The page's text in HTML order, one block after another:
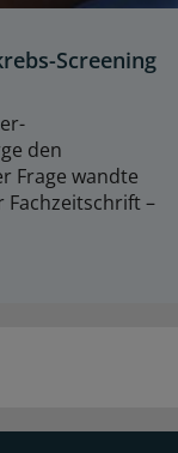
Screening
den
Frage wandte
Fachzeitschrift –